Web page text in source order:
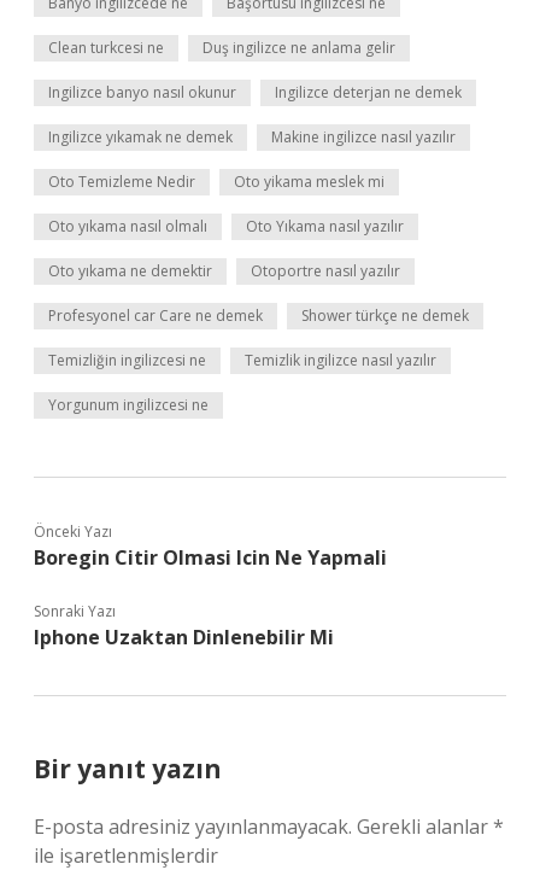
Clean turkcesi ne Duş ingilizce ne anlama gelir
Ingilizce banyo nasıl okunur Ingilizce deterjan ne demek
Ingilizce yıkamak ne demek Makine ingilizce nasıl yazılır
Oto Temizleme Nedir Oto yikama meslek mi
Oto yıkama nasıl olmalı Oto Yıkama nasıl yazılır
Oto yıkama ne demektir Otoportre nasıl yazılır
Profesyonel car Care ne demek Shower türkçe ne demek
Temizliğin ingilizcesi ne Temizlik ingilizce nasıl yazılır
Yorgunum ingilizcesi ne
Önceki Yazı
Boregin Citir Olmasi Icin Ne Yapmali
Sonraki Yazı
Iphone Uzaktan Dinlenebilir Mi
Bir yanıt yazın
E-posta adresiniz yayınlanmayacak. Gerekli alanlar*
ile işaretlenmişlerdir